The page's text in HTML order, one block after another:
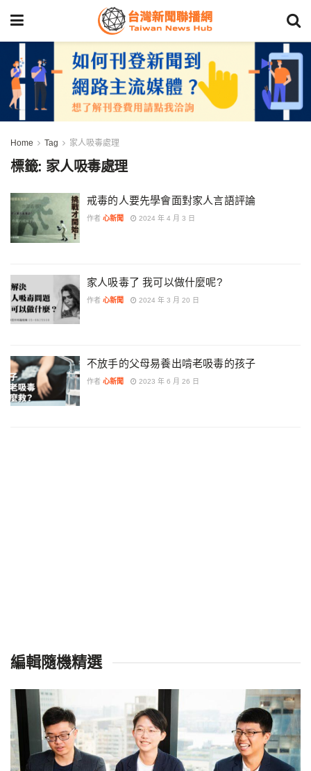
Home Tag 家人吸毒處理
標籤: 家人吸毒處理
戒毒的人要先學會面對家人言語評論
作者 心新聞 2024 年 4 月 3 日
家人吸毒了 我可以做什麼呢?
作者 心新聞 2024 年 3 月 20 日
不放手的父母易養出啃老吸毒的孩子
作者 心新聞 2023 年 6 月 26 日
編輯隨機精選